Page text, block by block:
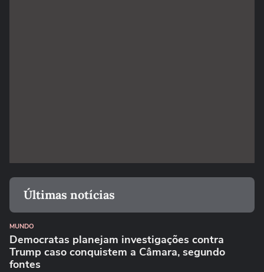
Últimas notícias
MUNDO
Democratas planejam investigações contra
Trump caso conquistem a Câmara, segundo
fontes